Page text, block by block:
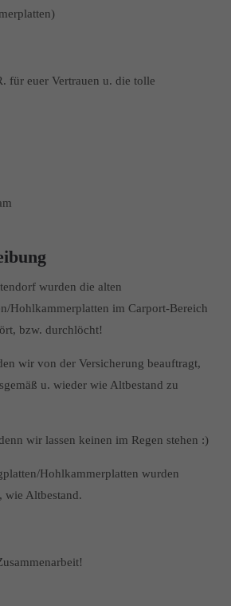
für euer Vertrauen u. die tolle
wurden die alten
Hohlkammerplatten im Carport-Bereich
bzw. durchlöcht!
wir von der Versicherung beauftragt,
u. wieder wie Altbestand zu
wir lassen keinen im Regen stehen :)
Hohlkammerplatten wurden
wie Altbestand.